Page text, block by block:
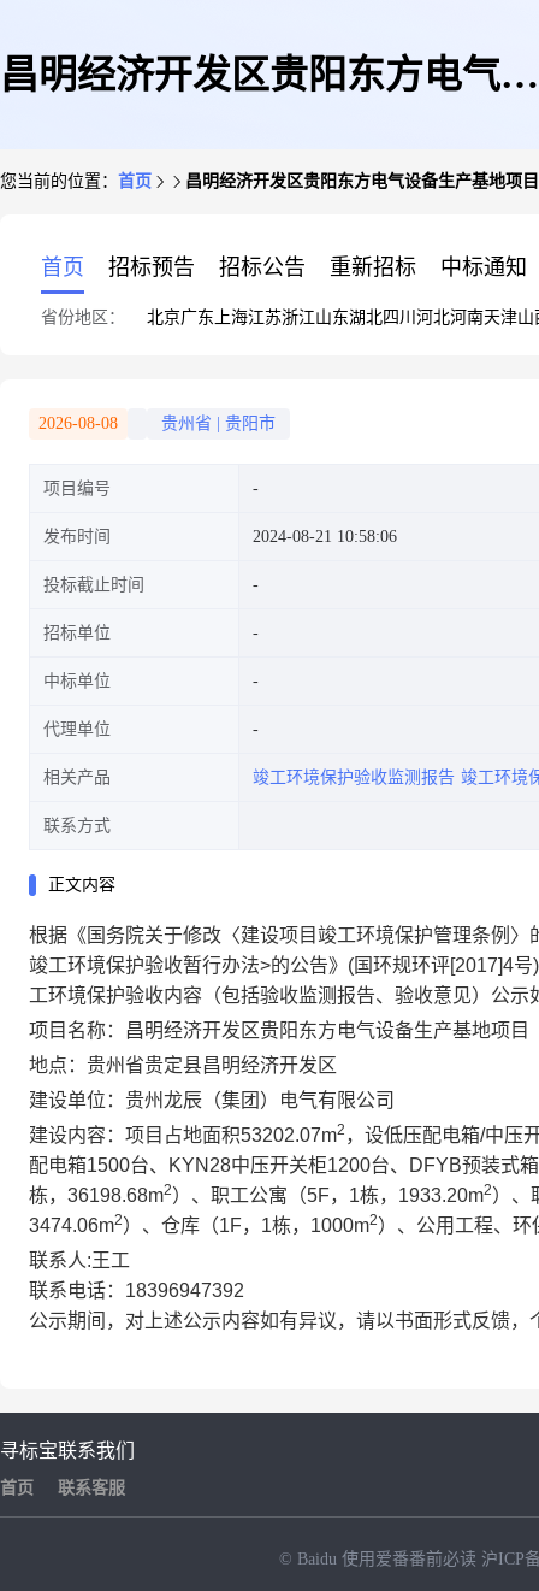
昌明经济开发区贵阳东方电气设
您当前的位置： 首页 昌明经济开发区贵阳东方电气设备生产基地项
首页 招标预告 招标公告 重新招标 中标通知
省份地区： 北京广东 上海江苏浙江山东湖北四川 河北河南天津山
2026-08-08 贵州省 贵阳市
项目编号
发布时间 2024-08-21 10:58:06
投标截止时间
招标单位
中标单位
代理单位
相关产品 竣工环境保护验收监测报告 竣工环境
联系方式
正文内容
根据《国务院关于修改〈建设项目竣工环境保护管理条例
竣工环境保护验收暂行办法>的公告》(国环规环评[2017]4
工环境保护验收内容（包括验收监测报告、验收意见）公示
项目名称：昌明经济开发区贵阳东方电气设备生产基地项目
地点：贵州省贵定县昌明经济开发区
建设单位：贵州龙辰（集团）电气有限公司
建设内容：项目占地面积53202.07m2 ，设低压配电箱/中压
配电箱1500台、KYN28中压开关柜1200台、DFYB预装式
栋，36198.68m2）、职工公寓（5F，1栋，1933.20m2）、
3474.06m2）、仓库（1F，1栋，1000m2）、公用工程、环
联系人:王工
联系电话：18396947392
公示期间，对上述公示内容如有异议，请以书面形式反馈
寻标宝
首页
联系我们
联系客服
© Baidu 使用爱番番前必读 沪ICP